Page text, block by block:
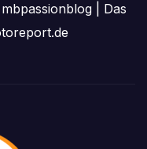
mbpassionblog
Das